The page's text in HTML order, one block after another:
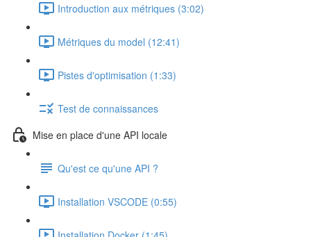
Introduction aux métriques (3:02)
Métriques du model (12:41)
Pistes d'optimisation (1:33)
Test de connaissances
Mise en place d'une API locale
Qu'est ce qu'une API ?
Installation VSCODE (0:55)